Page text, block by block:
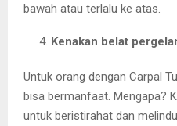
bawah atau terlalu ke atas.
Kenakan belat
Untuk orang dengan Carpal
bisa bermanfaat. Mengapa?
untuk beristirahat dan